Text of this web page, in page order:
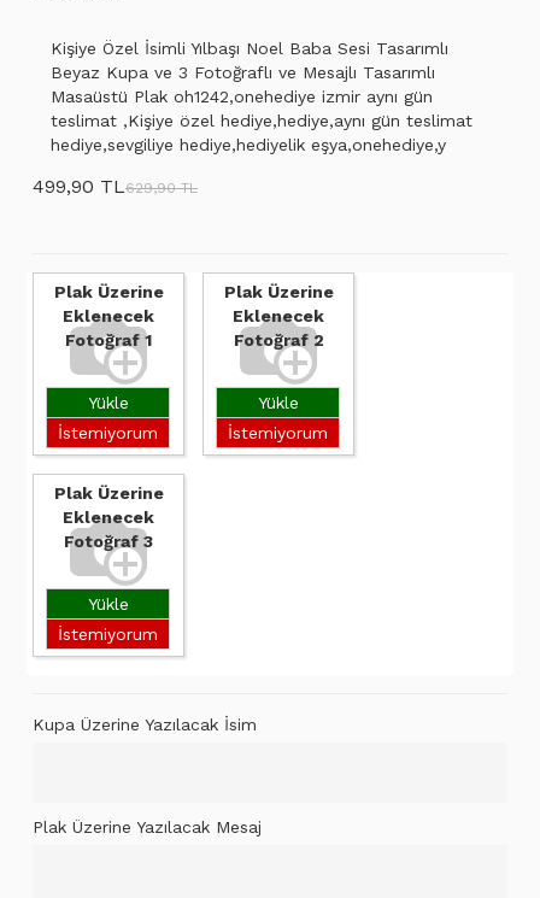
Kişiye Özel İsimli Yılbaşı Noel Baba Sesi Tasarımlı
Beyaz Kupa ve 3 Fotoğraflı ve Mesajlı Tasarımlı
Masaüstü Plak oh1242,onehediye izmir aynı gün
teslimat ,Kişiye özel hediye,hediye,aynı gün teslimat
hediye,sevgiliye hediye,hediyelik eşya,onehediye,y
499,90 TL629,90 TL
Plak Üzerine
Eklenecek
Fotoğraf 1
Yükle
İstemiyorum
Plak Üzerine
Eklenecek
Fotoğraf 2
Yükle
İstemiyorum
Plak Üzerine
Eklenecek
Fotoğraf 3
Yükle
İstemiyorum
Kupa Üzerine Yazılacak İsim
Plak Üzerine Yazılacak Mesaj